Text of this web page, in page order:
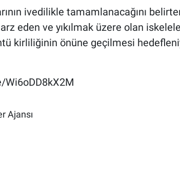
ivedilikle tamamlanacağını
eden ve yıkılmak üzere olan
kirliliğinin önüne geçilmesi
Ajansı